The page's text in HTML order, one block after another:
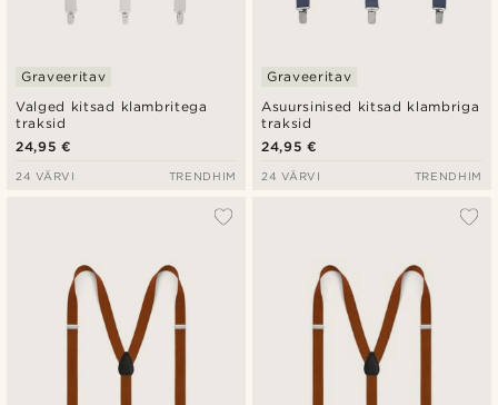
Valged kitsad klambritega
traksid
Graveeritav
24,95 €
24 VÄRVI TRENDHIM
Asuursinised kitsad klambriga
traksid
Graveeritav
24,95 €
24 VÄRVI TRENDHIM